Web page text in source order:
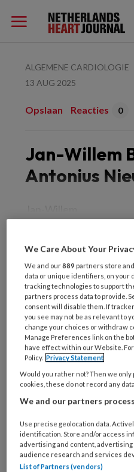
ALGEMENE CARDIOLOGIE
13 AUG 2025
Opslaan Reacties 0
Jan-Willem
Antonius
Wilt u dit
Maak eenmalig een
Artikelen van het
Journal zijn
medische
aanmelden als u
Onbeperkt
We Care About Your
We and our889 partners store
data or unique identifiers, on your
tracking technologies to support
partners process data to provide.
consent will disable them. If
you see may not be as relevant to
change your choices or withdraw
Manage Preferences link on the
have effect within our Website.
Policy. Privacy Statement
Would you rather not? Then we
cookies, these do not record any
We and our partners
Use precise geolocation data.
identification. Store and/or access
advertising and content,
audience research and services
List of Partners (vendors)